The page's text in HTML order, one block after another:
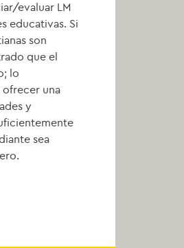
evaluar LM
educativas. Si
son
que el
lo
una
y
sea